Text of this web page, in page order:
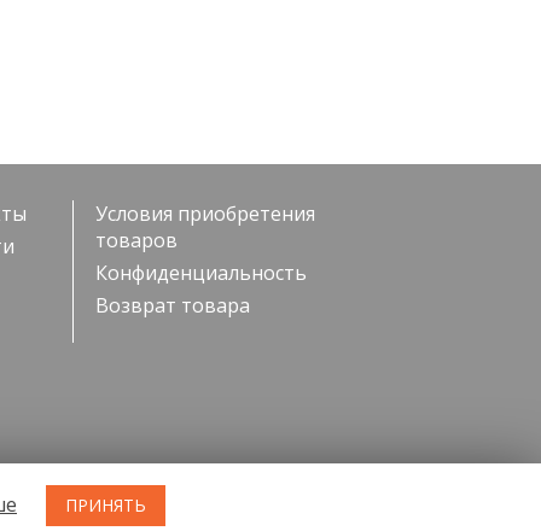
Условия приобретения
товаров
Конфиденциальность
Возврат товара
ПРИНЯТЬ